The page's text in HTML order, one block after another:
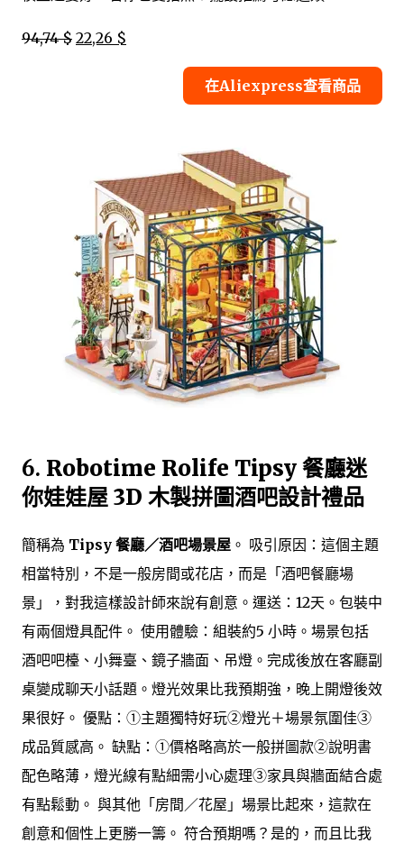
94,74 $ 22,26 $
在Aliexpress查看商品
6. Robotime Rolife Tipsy 餐廳迷
你娃娃屋 3D 木製拼圖酒吧設計禮品
簡稱為 Tipsy 餐廳／酒吧場景屋 。 吸引原因：這個主題
相當特別，不是一般房間或花店，而是「酒吧餐廳場
景」，對我這樣設計師來說有創意。運送：12天。包裝中
有兩個燈具配件。 使用體驗：組裝約5 小時。場景包括
酒吧吧檯、小舞臺、鏡子牆面、吊燈。完成後放在客廳副
桌變成聊天小話題。燈光效果比我預期強，晚上開燈後效
果很好。 優點：①主題獨特好玩②燈光＋場景氛圍佳③
成品質感高。 缺點：①價格略高於一般拼圖款②說明書
配色略薄，燈光線有點細需小心處理③家具與牆面結合處
有點鬆動。 與其他「房間／花屋」場景比起來，這款在
創意和個性上更勝一籌。 符合預期嗎？是的，而且比我